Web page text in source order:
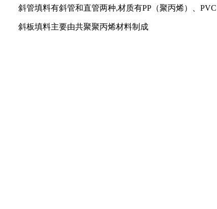
斜管填料有斜管和直管两种,材质有PP （聚丙烯）、 PVC
斜板填料主要由共聚聚丙烯材料制成